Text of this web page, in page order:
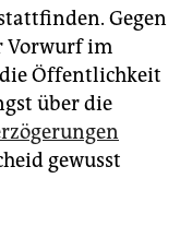
Gegen
Vorwurf im
die Öffentlichkeit
über die
gewusst